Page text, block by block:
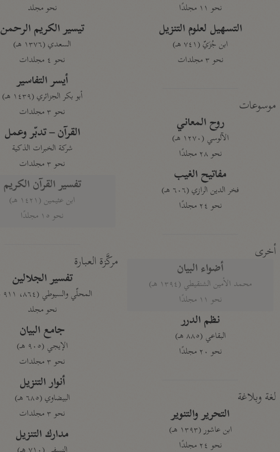
نحو ١١ مجلدًا
التسهيل لعلوم التنزيل
ابن جُزَيّ (٧٤١ هـ)
نحو ٣ مجلدات
موسوعات
روح المعاني
الآلوسي (١٢٧٠ هـ)
نحو ٢٨ مجلدًا
مفاتيح الغيب
فخر الدين الرازي (٦٠٦ هـ)
نحو ٢٤ مجلدًا
أخرى
أضواء البيان
محمد الأمين الشنقيطي (١٣٩٤ هـ)
نحو ١١ مجلدًا
نظم الدرر
البقاعي (٨٨٥ هـ)
نحو ٢٠ مجلدًا
لغة وبلاغة
التحرير والتنوير
ابن عاشور (١٣٩٣ هـ)
نحو ٢٤ مجلدًا
نحو مجلد
تيسير الكريم الرحمن
السعدي (١٣٧٦ هـ)
نحو ٤ مجلدات
أيسر التفاسير
أبو بكر الجزائري (١٤٣٩ هـ)
نحو ٣ مجلدات
القرآن – تدبّر وعمل
شركة الخبرات الذكية
نحو ٣ مجلدات
تفسير القرآن الكريم
ابن عثيمين (١٤٢١ هـ)
نحو ١٥ مجلدًا
مركَّزة العبارة
تفسير الجلالين
المحلّي والسيوطي (٨٦٤، ٩١١ هـ)
نحو مجلد
جامع البيان
الإيجي (٩٠٥ هـ)
نحو ٣ مجلدات
أنوار التنزيل
البيضاوي (٦٨٥ هـ)
نحو ٣ مجلدات
مدارك التنزيل